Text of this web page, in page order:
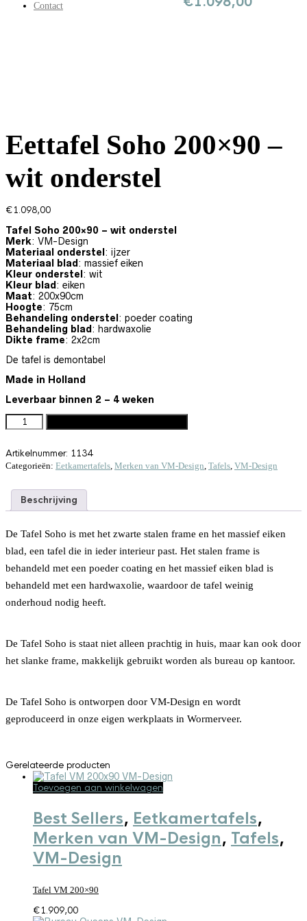
Contact
Eettafel Soho 200×90 –
wit onderstel
€1.098,00
Tafel Soho 200×90 – wit onderstel
Merk: VM-Design
Materiaal onderstel : ijzer
Materiaal blad : massief eiken
Kleur onderstel : wit
Kleur blad : eiken
Maat: 200x90cm
Hoogte: 75cm
Behandeling onderstel : poeder coating
Behandeling blad : hardwaxolie
Dikte frame: 2x2cm
De tafel is demontabel
Made in Holland
Leverbaar binnen 2 – 4 weken
EETTAFEL SOHO 200X90 - WIT ONDERSTEL AANTAL
Artikelnummer: 1134
Categorieën: Eetkamertafels Merken van VM-Design Tafels VM-Design
Beschrijving
De Tafel Soho is met het zwarte stalen frame en het massief eiken
blad, een tafel die in ieder interieur past. Het stalen frame is
behandeld met een poeder coating en het massief eiken blad is
behandeld met een hardwaxolie, waardoor de tafel weinig
onderhoud nodig heeft.
De Tafel Soho is staat niet alleen prachtig in huis, maar kan ook door
het slanke frame, makkelijk gebruikt worden als bureau op kantoor.
De Tafel Soho is ontworpen door VM-Design en wordt
geproduceerd in onze eigen werkplaats in Wormerveer.
Gerelateerde producten
Toevoegen aan winkelwagen
Best Sellers, Eetkamertafels,
Merken van VM-Design, Tafels,
VM-Design
Tafel VM 200×90
€1.909,00